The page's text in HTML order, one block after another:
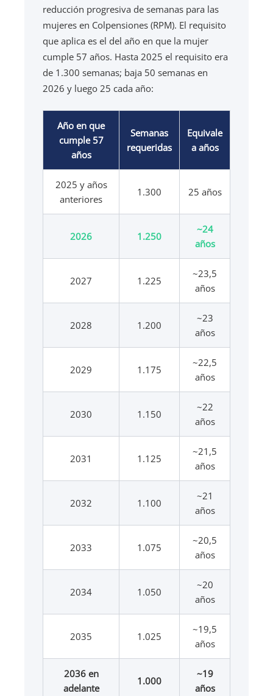
reducción progresiva de semanas para las
mujeres en Colpensiones (RPM). El requisito
que aplica es el del año en que la mujer
cumple 57 años. Hasta 2025 el requisito era
de 1.300 semanas; baja 50 semanas en
2026 y luego 25 cada año:
Año en que
cumple 57
años
Semanas
requeridas
Equivale
a años
2025 y años
anteriores
1.300 25 años
2026 1.250
~24
años
2027 1.225
~23,5
años
2028 1.200
~23
años
2029 1.175
~22,5
años
2030 1.150
~22
años
2031 1.125
~21,5
años
2032 1.100
~21
años
2033 1.075
~20,5
años
2034 1.050
~20
años
2035 1.025
~19,5
años
2036 en
adelante
1.000
~19
años